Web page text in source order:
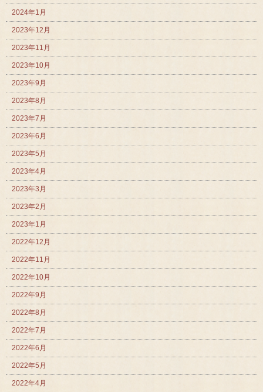
2024年1月
2023年12月
2023年11月
2023年10月
2023年9月
2023年8月
2023年7月
2023年6月
2023年5月
2023年4月
2023年3月
2023年2月
2023年1月
2022年12月
2022年11月
2022年10月
2022年9月
2022年8月
2022年7月
2022年6月
2022年5月
2022年4月